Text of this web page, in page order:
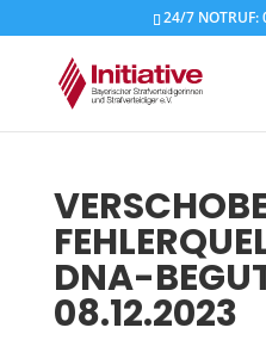
24/7 NOTRUF:
DNA-
08.12.2023